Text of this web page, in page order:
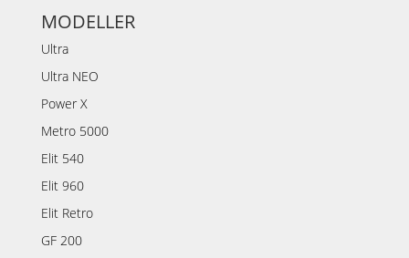
MODELLER
Ultra
Ultra NEO
Power X
Metro 5000
Elit 540
Elit 960
Elit Retro
GF 200